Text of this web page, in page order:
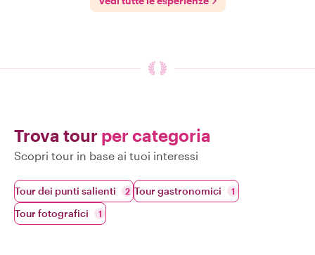
Trova tour per categoria
Scopri tour in base ai tuoi interessi
Tour dei punti salienti 2 Tour gastronomici 1
Tour fotografici 1